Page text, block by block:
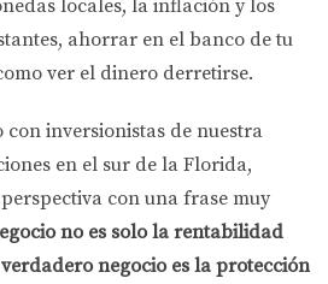
locales, la inflación y los
ahorrar en el banco de tu
ver el dinero derretirse.
inversionistas de nuestra
en el sur de la Florida,
con una frase muy
no es solo la rentabilidad
negocio es la protección